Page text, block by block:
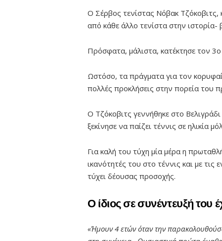
Ο Σέρβος τενίστας Νόβακ Τζόκοβιτς,
από κάθε άλλο τενίστα στην
Πρόσφατα, μάλιστα, κατέκτησε τον
Ωστόσο, τα πράγματα για τον
πολλές προκλήσεις στην πορεία του
Ο Τζόκοβιτς γεννήθηκε στο
ξεκίνησε να παίζει τέννις σε ηλικία
Για καλή του τύχη μία μέρα η
ικανότητές του στο τέννις και με
τύχει δέουσας προσοχής.
Ο ίδιος σε συνέντευξή του
«Ήμουν 4 ετών όταν την